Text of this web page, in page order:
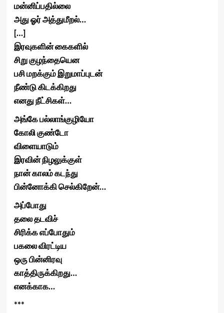
மன்னிப்பதில்லை
அது ஓர் அத்துமீறல்…
[…]
இரவுகளின் கைகளில்
சிறு குழந்தையென
பசி மறக்கும் இறுமாப்புடன்
நீண்டு கிடக்கிறது
எனது நீட்சிகள்…
அங்கே பல்லாங்குழியோ
கோலி குண்டோ
விளையாடும்
இரவின் நிழலுக்குள்
நான் காலம் கடந்து
பின்னோக்கி செல்கிறேன்…
அப்போது
தலை தடவிச்
சிரிக்க எப்போதும்
பகலை விரட்டிய
ஒரு பின்னிரவு
காத்திருக்கிறது…
எனக்காக…
***